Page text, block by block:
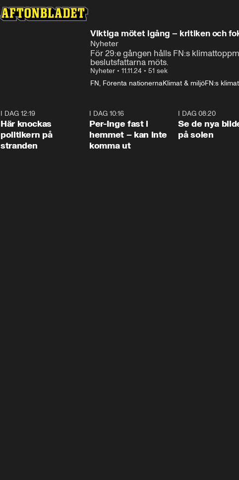
Viktiga mötet igång – kritiken och
Nyheter
För 29:e gången hålls FN:s
beslutsfattarna möts.
Nyheter • 11.11.24 • 51 sek
FN, Förenta nationernaKlimat & miljöFN:s
I DAG 12:19
Här knockas
politikern på
stranden
I DAG 10:16
Per-Inge fast i
hemmet – kan inte
komma ut
I DAG 08:20
Se de nya
på solen